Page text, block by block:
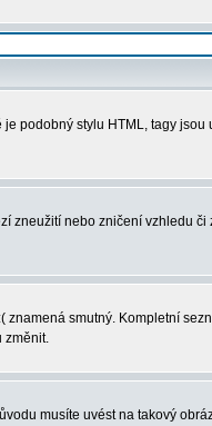
podobný stylu HTML, tagy
zneužití nebo zničení vzhledu
smutný. Kompletní
změnit.
musíte uvést na takový